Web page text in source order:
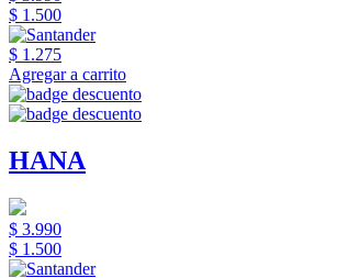
$ 1.500
$ 1.275
Agregar a carrito
HANA
$ 3.990
$ 1.500